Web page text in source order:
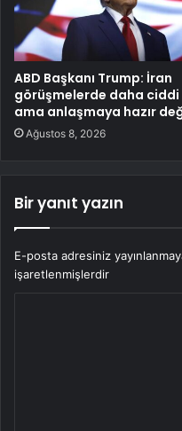
ABD Başkanı Trump: İran
görüşmelerde daha ciddi
ama anlaşmaya hazır
Ağustos 8, 2026
Bir yanıt yazın
E-posta adresiniz
işaretlenmişlerdir